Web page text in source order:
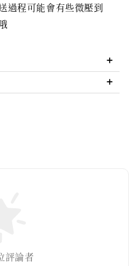
過程可能會有些微壓到
評論者